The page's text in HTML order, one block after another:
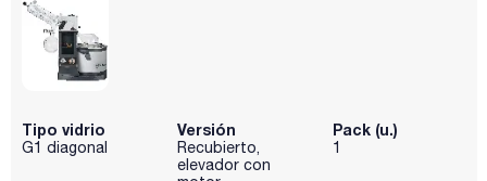
Tipo vidrio
G1 diagonal
Versión
Recubierto,
elevador con
Pack (u.)
1